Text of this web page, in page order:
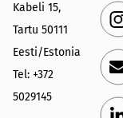
Kabeli 15,
Tartu 50111
Eesti/Estonia
Tel: +372
5029145